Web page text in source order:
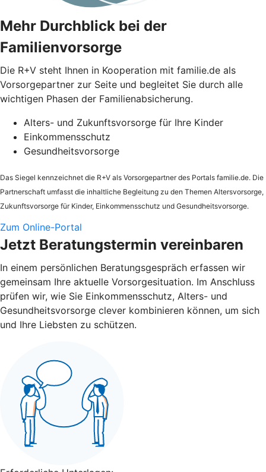
Mehr Durchblick bei der
Familienvorsorge
Die R+V steht Ihnen in Kooperation mit familie.de als
Vorsorgepartner zur Seite und begleitet Sie durch alle
wichtigen Phasen der Familienabsicherung.
Alters- und Zukunftsvorsorge für Ihre Kinder
Einkommensschutz
Gesundheitsvorsorge
Das Siegel kennzeichnet die R+V als Vorsorgepartner des Portals familie.de. Die
Partnerschaft umfasst die inhaltliche Begleitung zu den Themen Altersvorsorge,
Zukunftsvorsorge für Kinder, Einkommensschutz und Gesundheitsvorsorge.
Zum Online-Portal
Jetzt Beratungstermin vereinbaren
In einem persönlichen Beratungsgespräch erfassen wir
gemeinsam Ihre aktuelle Vorsorgesituation. Im Anschluss
prüfen wir, wie Sie Einkommensschutz, Alters- und
Gesundheitsvorsorge clever kombinieren können, um sich
und Ihre Liebsten zu schützen.